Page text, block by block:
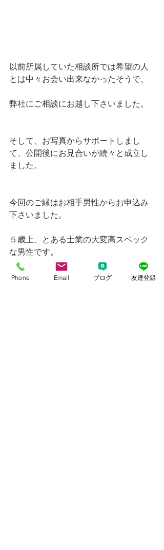
以前所属していた相談所では希望の人
とは中々お会い出来なかったそうで、
弊社にご相談にお越し下さいました。
そして、お写真からサポートしまし
て、公開後にお見合いが続々と成立し
ました。
今回のご縁はお相手男性からお申込み
下さいました。
５歳上、とある士業の大変高スペック
な男性です。
Phone Email ブログ 友達登録